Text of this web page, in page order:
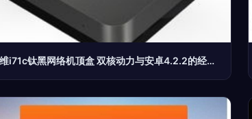
创维i71c钛黑网络机顶盒 双核动力与安卓4.2.2的经典组合